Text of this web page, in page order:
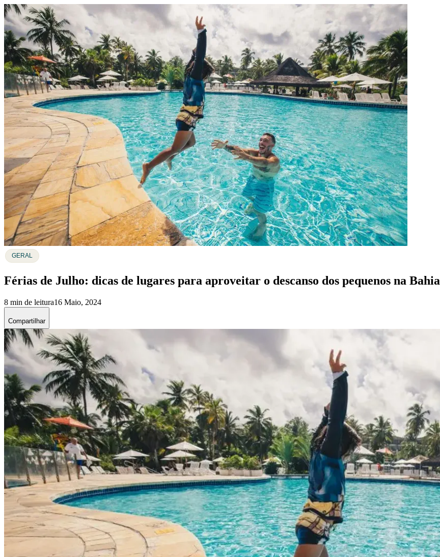
GERAL
Férias de Julho: dicas de lugares para aproveitar o descanso dos pequenos na Bahia
8 min de leitura16 Maio, 2024
Compartilhar